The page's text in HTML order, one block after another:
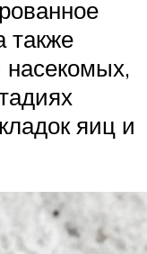
также
насекомых,
яиц и